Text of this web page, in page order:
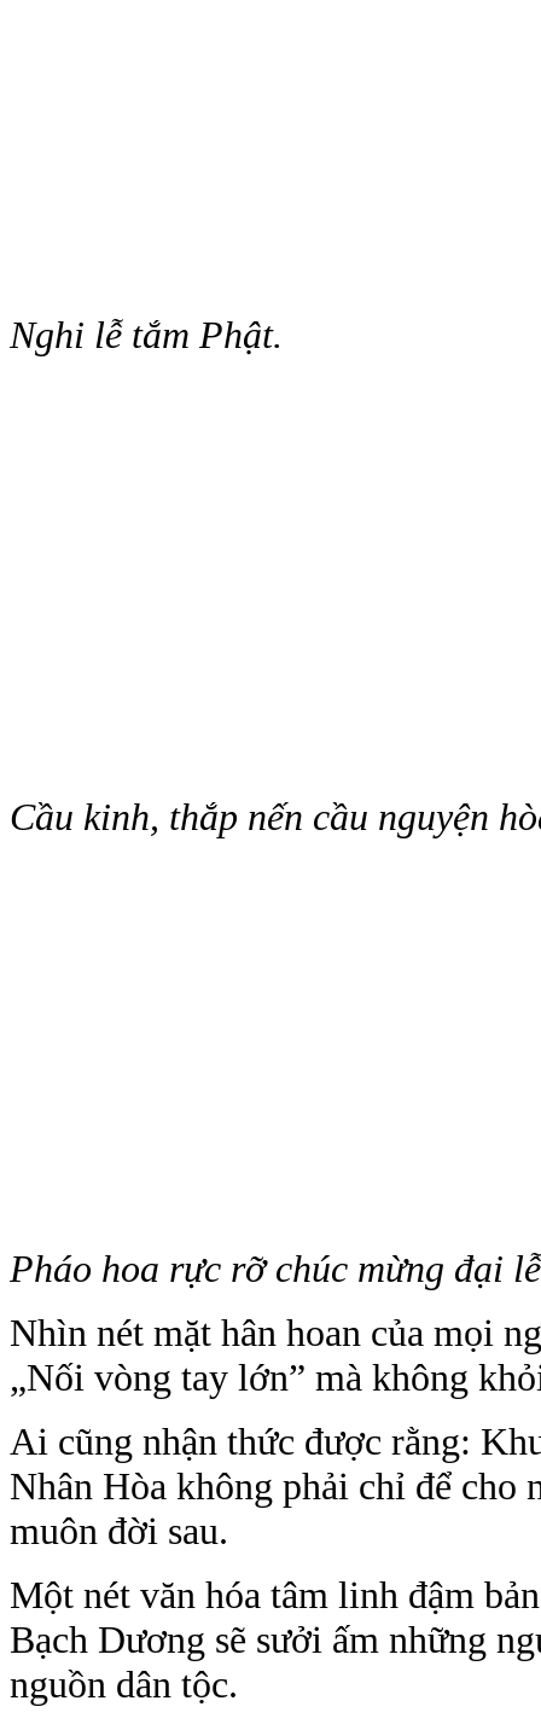
Nghi lễ tắm Phật.
Cầu kinh, thắp nến cầu nguyện
Pháo hoa rực rỡ chúc mừng đại
Nhìn nét mặt hân hoan của mọi
„Nối vòng tay lớn” mà không
Ai cũng nhận thức được rằng:
Nhân Hòa không phải chỉ để cho
muôn đời sau.
Một nét văn hóa tâm linh đậm
Bạch Dương sẽ sưởi ấm những
nguồn dân tộc.